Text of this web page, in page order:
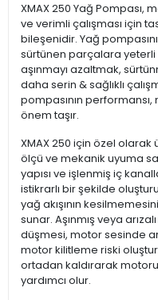
XMAX 250 Yağ Pompası,
ve verimli çalışması için
bileşenidir. Yağ
sürtünen parçalara
aşınmayı azaltmak,
daha serin & sağlıklı
pompasının
önem taşır.
XMAX 250 için özel
ölçü ve mekanik uyuma
yapısı ve işlenmiş iç
istikrarlı bir şekilde
yağ akışının
sunar. Aşınmış veya
düşmesi, motor sesinde
motor kilitleme riski
ortadan kaldırarak
yardımcı olur.